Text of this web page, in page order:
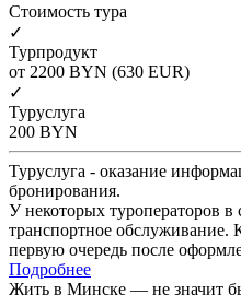
Cтоимость тура
✓
Турпродукт
от 2200 BYN (630 EUR)
✓
Туруслуга
200 BYN
Туруслуга - оказание
бронирования.
У некоторых туроператоров в
транспортное обслуживание.
первую очередь после
Подробнее
Жить в Минске — не значит